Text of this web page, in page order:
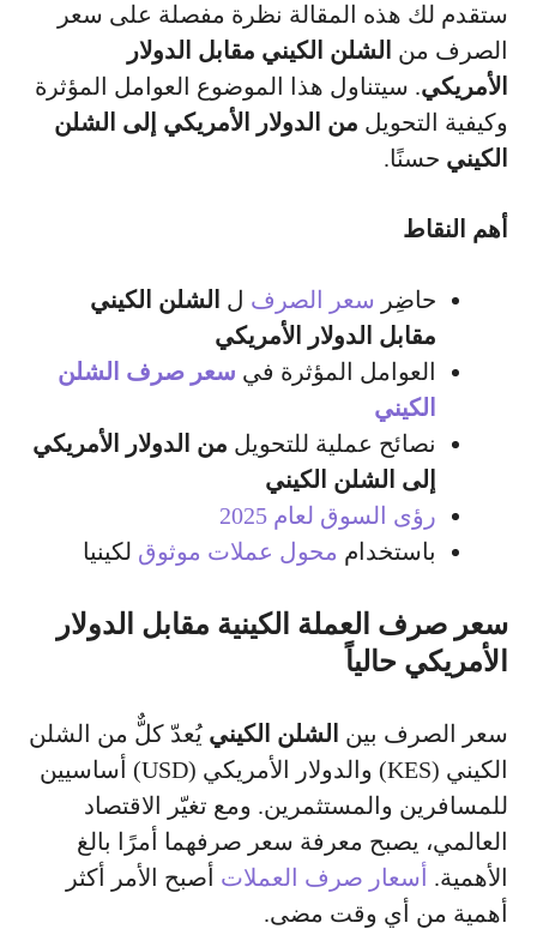
ستقدم لك هذه المقالة نظرة مفصلة على سعر
الصرف من الشلن الكيني مقابل الدولار
الأمريكي. سيتناول هذا الموضوع العوامل المؤثرة
وكيفية التحويل من الدولار الأمريكي إلى الشلن
الكيني حسنًا.
أهم النقاط
حاضِر سعر الصرف ل الشلن الكيني
مقابل الدولار الأمريكي
العوامل المؤثرة في سعر صرف الشلن
الكيني
نصائح عملية للتحويل من الدولار الأمريكي
إلى الشلن الكيني
رؤى السوق لعام 2025
باستخدام محول عملات موثوق لكينيا
سعر صرف العملة الكينية مقابل الدولار
الأمريكي حالياً
سعر الصرف بين الشلن الكيني يُعدّ كلٌّ من الشلن
الكيني (KES) والدولار الأمريكي (USD) أساسيين
للمسافرين والمستثمرين. ومع تغيّر الاقتصاد
العالمي، يصبح معرفة سعر صرفهما أمرًا بالغ
الأهمية.
أسعار صرف العملات أصبح الأمر أكثر
أهمية من أي وقت مضى.